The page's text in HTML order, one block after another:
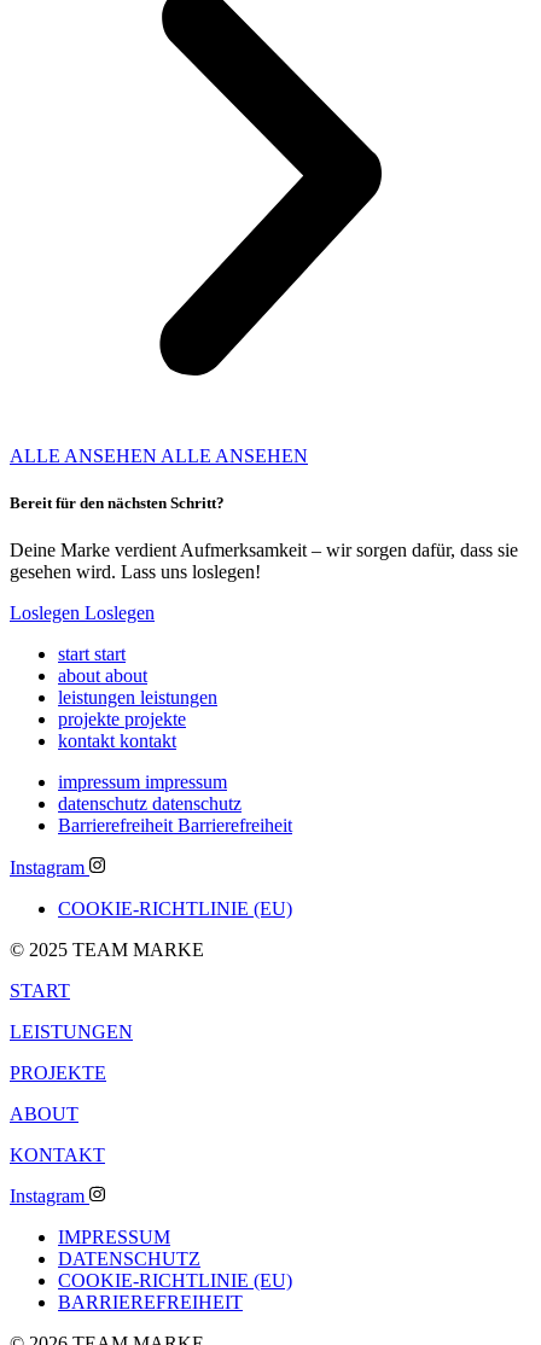
ALLE ANSEHEN ALLE ANSEHEN
Bereit für den nächsten Schritt?
Deine Marke verdient Aufmerksamkeit – wir sorgen dafür, dass sie
gesehen wird. Lass uns loslegen!
Loslegen Loslegen
start start
about about
leistungen leistungen
projekte projekte
kontakt kontakt
impressum impressum
datenschutz datenschutz
Barrierefreiheit Barrierefreiheit
Instagram
COOKIE-RICHTLINIE (EU)
© 2025 TEAM MARKE
START
LEISTUNGEN
PROJEKTE
ABOUT
KONTAKT
Instagram
IMPRESSUM
DATENSCHUTZ
COOKIE-RICHTLINIE (EU)
BARRIEREFREIHEIT